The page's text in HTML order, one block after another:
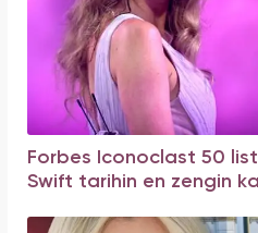
Forbes Iconoclast 50
Swift tarihin en zengin